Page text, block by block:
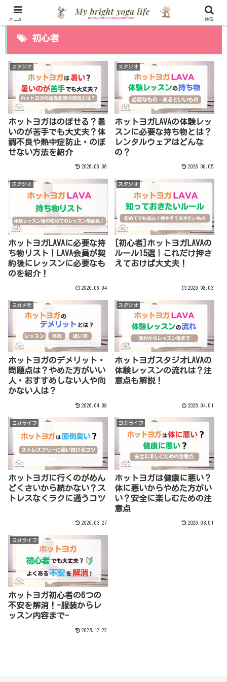
初心者
スタジオ
ホットヨガはのぼせる？暑
いのが苦手でも大丈夫？体
調不良や熱中症防止・のぼ
せない方法を紹介
2026.08.06
スタジオ
ホットヨガLAVAの体験レッ
スンに必要な持ち物とは？
レンタルウェアはどんな
の？
2026.08.05
スタジオ
ホットヨガLAVAに必要な持
ち物リスト｜LAVA会員が契
約後にレッスンに必要なも
のを紹介！
2026.08.04
スタジオ
[初心者]ホットヨガLAVAの
ルール15選｜これだけ押さ
えておけば大丈夫！
2026.08.03
ヨガメモ
ホットヨガのデメリット・
問題点は？やめた方がいい
人・おすすめしない人や向
かない人は？
2026.04.09
スタジオ
ホットヨガスタジオLAVAの
体験レッスンの流れは？注
意点も解説！
2026.04.01
ヨガライフ
ホットヨガに行くのがめん
どくさいから続かない？ス
トレスなくラクに通うコツ
2026.03.27
ヨガライフ
ホットヨガは健康に悪い？
体に悪いからやめた方がい
い？安全に楽しむための注
意点
2026.03.01
ヨガライフ
ホットヨガ初心者の6つの
不安を解消！-服装からレ
ッスン内容まで-
2025.12.22
メニュー 検索